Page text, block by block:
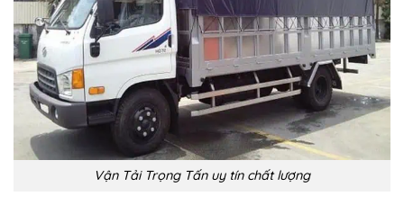
Vận Tải Trọng Tấn uy tín chất lượng